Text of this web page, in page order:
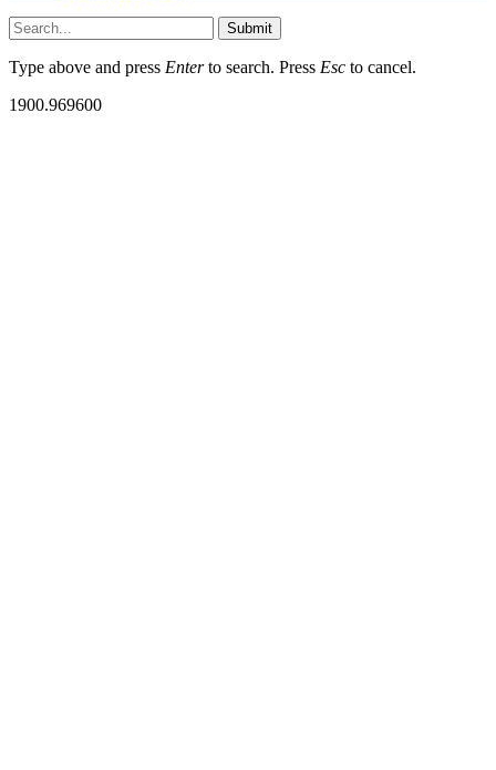
Submit
Type above and press Enterto search. Press Esc to cancel.
1900.969600